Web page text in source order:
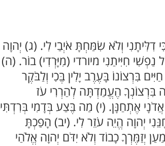
וְלֹא שִׂמַּחְתָּ אֹיְבַי לִי. (ג) יְהוָה
חִיִּיתַנִי מיורדי (מִיָּרְדִי) בוֹר. (ה)
בִּרְצוֹנוֹ בָּעֶרֶב יָלִין בֶּכִי וְלַבֹּקֶר
בִּרְצוֹנְךָ הֶעֱמַדְתָּה לְהַרְרִי עֹז
אֶתְחַנָּן. (י) מַה בֶּצַע בְּדָמִי בְּרִדְתִּי
יְהוָה הֱ‍יֵה עֹזֵר לִי. (יב) הָפַכְתָּ
יְזַמֶּרְךָ כָבוֹד וְלֹא יִדֹּם יְהוָה אֱלֹהַי